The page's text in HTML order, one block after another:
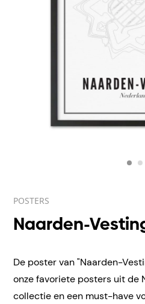
POSTERS
Naarden-
De poster van "Naarden-
onze favoriete posters uit de
collectie en een must-have